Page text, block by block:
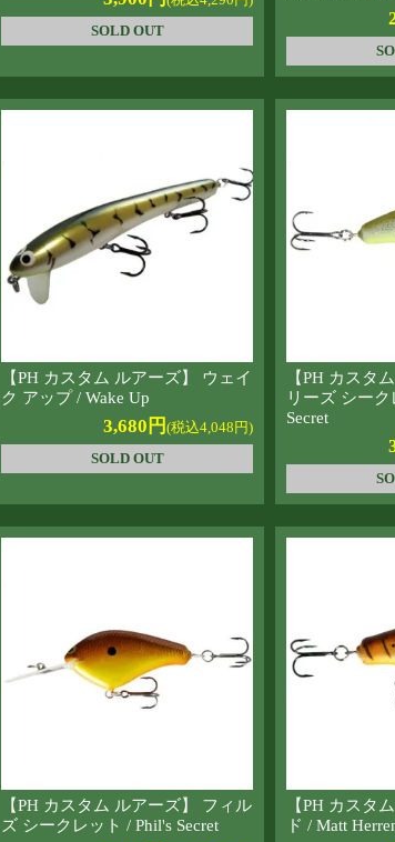
SOLD OUT
【PH カスタム ルアーズ】 ウェイ
ク アップ / Wake Up
3,680円 (税込4,048円)
SOLD OUT
【PH カスタ
リーズ シーク
Secret
【PH カスタム ルアーズ】 フィル
ズ シークレット / Phil's Secret
【PH カスタ
ド / Matt